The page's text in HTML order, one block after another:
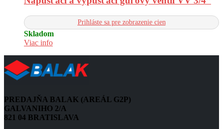
Prihláste sa pre zobrazenie cien
Skladom
Viac info
PREDAJŇA BALAK (AREÁL G2P)
GALVANIHO 2/A
821 04 BRATISLAVA